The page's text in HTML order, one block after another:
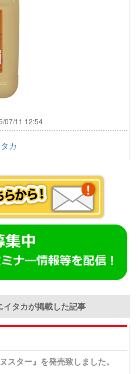
07/11 12:54
カ
タカが掲載した記事
スター』を発売致しました。